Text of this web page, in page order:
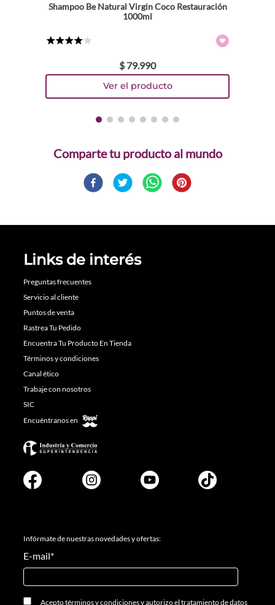
Shampoo Be Natural Virgin Coco Restauración
1000ml
$ 79.990
Comparte
Links de interés
Preguntas frecuentes
Servicio al cliente
Puntos de venta
Rastrea Tu Pedido
Encuentra Tu Producto En Tienda
Términos y condiciones
Canal ético
Trabaje con nosotros
SIC
Encuéntranos en
Infórmate de nuestras novedades y ofertas:
E-mail*
Aceptotérminos y condicionesyautorizo el tratamiento de datos